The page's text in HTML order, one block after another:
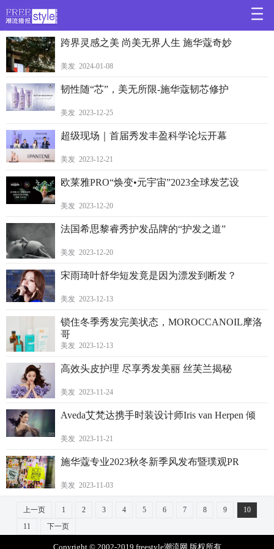
>
跨界灵感之美 尚美无界人生 施华蔻奇妙
美发 2024-01-08
韧性随“芯”，美无所限-施华蔻韧芯修护
美发 2023-12-25
超级现场｜首届秀发丰盈科学论坛开幕
美发 2023-12-21
欧莱雅PRO“焕变•元宇宙”2023全球发艺设
美发 2023-12-20
法国希思黎睿秀护发品牌的“护发之道”
美发 2023-12-20
宋雨琦叶舒华短发竟是因为漂发到断发？
美发 2023-12-13
锁住冬季秀发完美状态，MOROCCANOIL摩洛
哥
美发 2023-12-13
高效头皮护理 尽享秀发美丽 丝芙兰揭秘
美发 2023-11-24
Aveda艾梵达携手时装设计师Iris van Herpen 倾
美发 2023-11-21
施华蔻专业2023秋冬新季风发布暨璞观PR
美发 2023-11-03
上一页 1 2 3 4 5 6 7 8 9
10
11
下一页
Copyright © 2002-2019 freestyle潮流网 版权所有